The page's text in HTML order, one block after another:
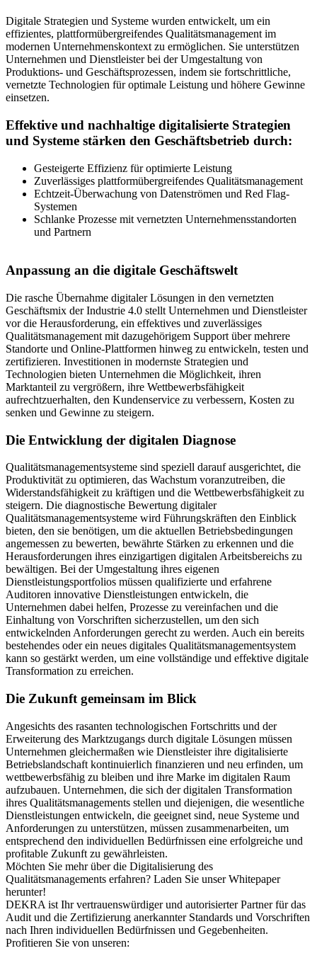
Digitale Strategien und Systeme wurden entwickelt, um ein
effizientes, plattformübergreifendes Qualitätsmanagement im
modernen Unternehmenskontext zu ermöglichen. Sie unterstützen
Unternehmen und Dienstleister bei der Umgestaltung von
Produktions- und Geschäftsprozessen, indem sie fortschrittliche,
vernetzte Technologien für optimale Leistung und höhere Gewinne
einsetzen.
Effektive und nachhaltige digitalisierte Strategien
und Systeme stärken den Geschäftsbetrieb durch:
Gesteigerte Effizienz für optimierte Leistung
Zuverlässiges plattformübergreifendes Qualitätsmanagement
Echtzeit-Überwachung von Datenströmen und Red Flag-
Systemen
Schlanke Prozesse mit vernetzten Unternehmensstandorten
und Partnern
Anpassung an die digitale Geschäftswelt
Die rasche Übernahme digitaler Lösungen in den vernetzten
Geschäftsmix der Industrie 4.0 stellt Unternehmen und Dienstleister
vor die Herausforderung, ein effektives und zuverlässiges
Qualitätsmanagement mit dazugehörigem Support über mehrere
Standorte und Online-Plattformen hinweg zu entwickeln, testen und
zertifizieren. Investitionen in modernste Strategien und
Technologien bieten Unternehmen die Möglichkeit, ihren
Marktanteil zu vergrößern, ihre Wettbewerbsfähigkeit
aufrechtzuerhalten, den Kundenservice zu verbessern, Kosten zu
senken und Gewinne zu steigern.
Die Entwicklung der digitalen Diagnose
Qualitätsmanagementsysteme sind speziell darauf ausgerichtet, die
Produktivität zu optimieren, das Wachstum voranzutreiben, die
Widerstandsfähigkeit zu kräftigen und die Wettbewerbsfähigkeit zu
steigern. Die diagnostische Bewertung digitaler
Qualitätsmanagementsysteme wird Führungskräften den Einblick
bieten, den sie benötigen, um die aktuellen Betriebsbedingungen
angemessen zu bewerten, bewährte Stärken zu erkennen und die
Herausforderungen ihres einzigartigen digitalen Arbeitsbereichs zu
bewältigen. Bei der Umgestaltung ihres eigenen
Dienstleistungsportfolios müssen qualifizierte und erfahrene
Auditoren innovative Dienstleistungen entwickeln, die
Unternehmen dabei helfen, Prozesse zu vereinfachen und die
Einhaltung von Vorschriften sicherzustellen, um den sich
entwickelnden Anforderungen gerecht zu werden. Auch ein bereits
bestehendes oder ein neues digitales Qualitätsmanagementsystem
kann so gestärkt werden, um eine vollständige und effektive digitale
Transformation zu erreichen.
Die Zukunft gemeinsam im Blick
Angesichts des rasanten technologischen Fortschritts und der
Erweiterung des Marktzugangs durch digitale Lösungen müssen
Unternehmen gleichermaßen wie Dienstleister ihre digitalisierte
Betriebslandschaft kontinuierlich finanzieren und neu erfinden, um
wettbewerbsfähig zu bleiben und ihre Marke im digitalen Raum
aufzubauen. Unternehmen, die sich der digitalen Transformation
ihres Qualitätsmanagements stellen und diejenigen, die wesentliche
Dienstleistungen entwickeln, die geeignet sind, neue Systeme und
Anforderungen zu unterstützen, müssen zusammenarbeiten, um
entsprechend den individuellen Bedürfnissen eine erfolgreiche und
profitable Zukunft zu gewährleisten.
Möchten Sie mehr über die Digitalisierung des
Qualitätsmanagements erfahren? Laden Sie unser Whitepaper
herunter!
DEKRA ist Ihr vertrauenswürdiger und autorisierter Partner für das
Audit und die Zertifizierung anerkannter Standards und Vorschriften
nach Ihren individuellen Bedürfnissen und Gegebenheiten.
Profitieren Sie von unseren: